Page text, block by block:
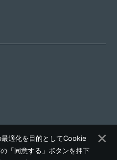
適化を目的としてCookie
「同意する」ボタンを押下